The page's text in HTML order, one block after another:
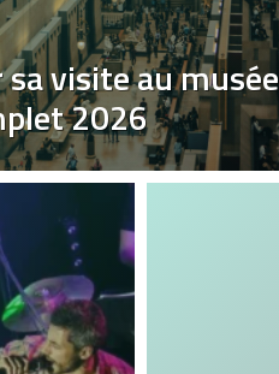
visite au musée
2026